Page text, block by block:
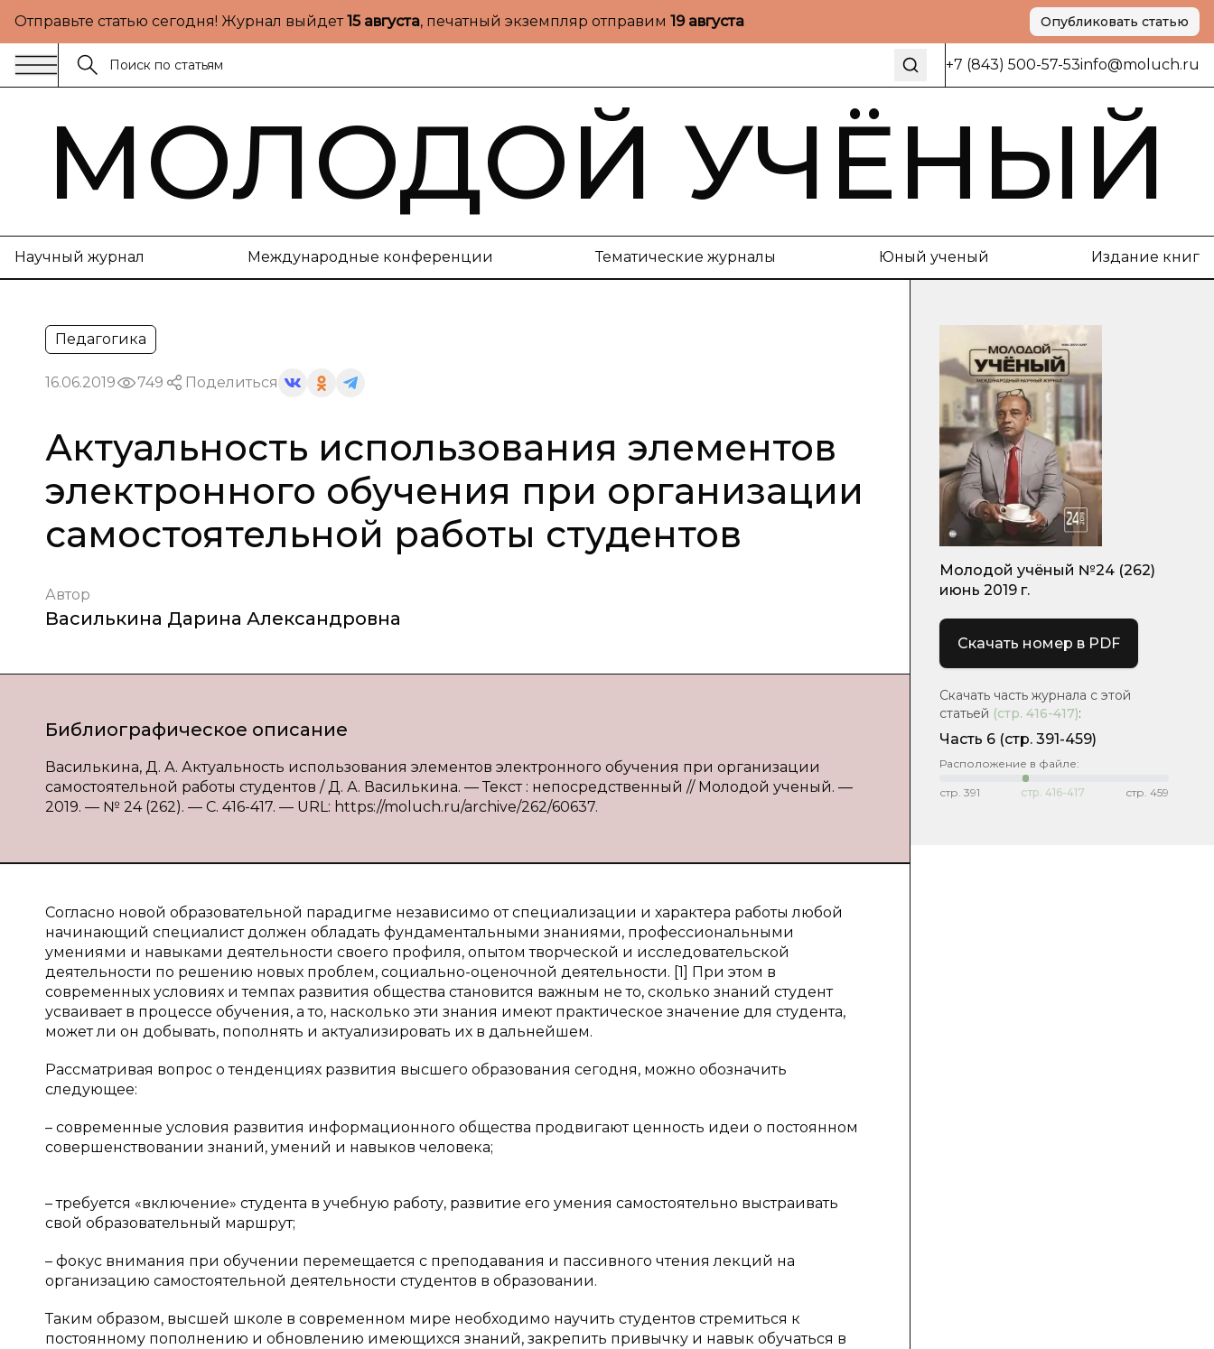
Отправьте статью сегодня! Журнал выйдет15 августа, печатный экземпляр отправим 19 августа Опубликовать статью
+7 (843) 500-57-53info@moluch.ru
МОЛОДОЙ УЧЁНЫЙ
Научный журнал Международные конференции Тематические журналы Юный ученый Издание книг
Педагогика
16.06.2019 749 Поделиться
Актуальность использования элементов
электронного обучения при организации
самостоятельной работы студентов
Автор
Василькина Дарина Александровна
Библиографическое описание
Василькина, Д. А. Актуальность использования элементов электронного обучения при организации
самостоятельной работы студентов / Д. А. Василькина. — Текст : непосредственный // Молодой ученый. —
2019. — № 24 (262). — С. 416-417. — URL: https://moluch.ru/archive/262/60637.
Согласно новой образовательной парадигме независимо от специализации и характера работы любой
начинающий специалист должен обладать фундаментальными знаниями, профессиональными
умениями и навыками деятельности своего профиля, опытом творческой и исследовательской
деятельности по решению новых проблем, социально-оценочной деятельности. [1] При этом в
современных условиях и темпах развития общества становится важным не то, сколько знаний студент
усваивает в процессе обучения, а то, насколько эти знания имеют практическое значение для студента,
может ли он добывать, пополнять и актуализировать их в дальнейшем.
Рассматривая вопрос о тенденциях развития высшего образования сегодня, можно обозначить
следующее:
– современные условия развития информационного общества продвигают ценность идеи о постоянном
совершенствовании знаний, умений и навыков человека;
– требуется «включение» студента в учебную работу, развитие его умения самостоятельно выстраивать
свой образовательный маршрут;
– фокус внимания при обучении перемещается с преподавания и пассивного чтения лекций на
организацию самостоятельной деятельности студентов в образовании.
Таким образом, высшей школе в современном мире необходимо научить студентов стремиться к
постоянному пополнению и обновлению имеющихся знаний, закрепить привычку и навык обучаться в
Молодой учёный №24 (262)
июнь 2019 г.
Скачать номер в PDF
Скачать часть журнала с этой
статьей (стр. 416-417):
Часть 6 (стр. 391-459)
Расположение в файле:
стр. 391 стр. 416-417 стр. 459